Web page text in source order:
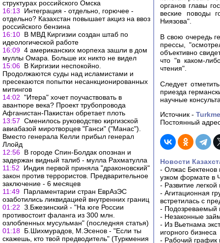
структурах российского Омска
16:13
Интеграция - отдельно, горючее -
отдельно? Казахстан повышает акциз на ввоз
российского бензина
16:10 В МВД Киргизии создан штаб по
идеологической работе
16:09 4 американских морпеха зашли в дом
муллы Омара. Больше их никто не видел
15:06 В Киргизии неспокойно.
Продолжаются суды над исламистами и
пресекаются попытки несанкционированных
митингов
14:02 "Итера" хочет поучаствовать в
авантюре века? Проект трубопровода
Афганистан-Пакистан обретает плоть
13:57 Сменилось руководство киргизской
авиабазой миротворцев "Ганси" ("Манас").
Вместо генерала Келли прибыл генерал
Ллойд
12:56 В городе Спин-Болдак опознан и
задержан видный талиб - мулла Рахматулла
11:52
Индия первой приняла "драконовский"
закон против террористов. Предварительное
заключение - 6 месяцев
11:49 Парламентарии стран ЕврАзЭС
озаботились ликвидацией внутренних границ
01:22 З.Бжезинский - "На юге России
противостоит фаланга из 300 млн.
озлобленных мусульман" (последняя статья)
01:18 Б.Шихмурадов, М.Эсенов - "Если ты
скажешь, кто твой предводитель" (Туркмения
органов главы
веские поводы
Ниязова".
В свою очередь
прессы,
объективно
что "в каком-
чтения".
Следует
приезда
научные
Источник -
Постоянный
Новости
- Олжас Бектенов
узком формате в
- Развитие
- Агитационная
встретилась с
- Подозреваемый
- Незаконные
- Из Вьетнама
игорного бизнеса
- Рабочий график